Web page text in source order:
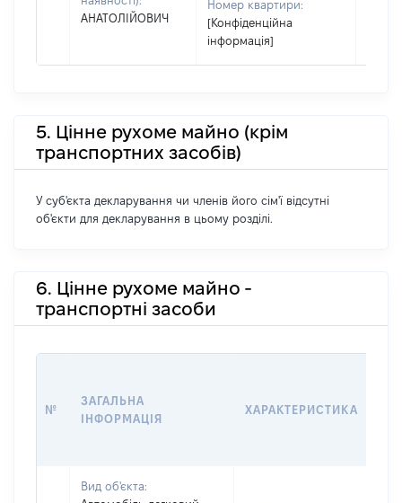
АНАТОЛІЙОВИЧ
Номер квартири:
[Конфіденційна
інформація]
5. Цінне рухоме майно (крім
транспортних засобів)
У суб'єкта декларування чи членів його сім'ї відсутні
об'єкти для декларування в цьому розділі.
6. Цінне рухоме майно -
транспортні засоби
№
ЗАГАЛЬНА
ІНФОРМАЦІЯ
ХАРАКТЕРИСТИКА
Вид об'єкта: